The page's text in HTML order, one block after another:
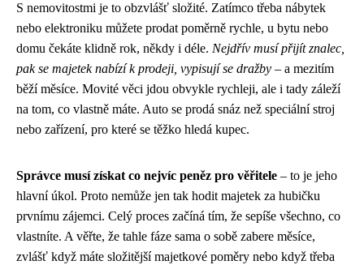
S nemovitostmi je to obzvlášť složité. Zatímco třeba nábytek
nebo elektroniku můžete prodat poměrně rychle, u bytu nebo
domu čekáte klidně rok, někdy i déle. Nejdřív musí přijít znalec,
pak se majetek nabízí k prodeji, vypisují se dražby – a mezitím
běží měsíce. Movité věci jdou obvykle rychleji, ale i tady záleží
na tom, co vlastně máte. Auto se prodá snáz než speciální stroj
nebo zařízení, pro které se těžko hledá kupec.
Správce musí získat co nejvíc peněz pro věřitele – to je jeho
hlavní úkol. Proto nemůže jen tak hodit majetek za hubičku
prvnímu zájemci. Celý proces začíná tím, že sepíše všechno, co
vlastníte. A věřte, že tahle fáze sama o sobě zabere měsíce,
zvlášť když máte složitější majetkové poměry nebo když třeba